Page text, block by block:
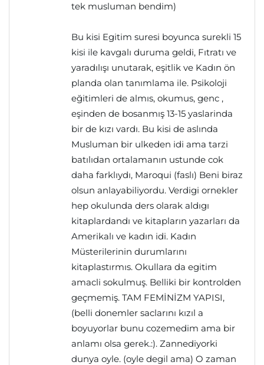
tek musluman bendim)
Bu kisi Egitim suresi boyunca surekli 15
kisi ile kavgalı duruma geldi, Fıtratı ve
yaradılışı unutarak, eşitlik ve Kadın ön
planda olan tanımlama ile. Psikoloji
eğitimleri de almıs, okumus, genc ,
eşinden de bosanmış 13-15 yaslarinda
bir de kızı vardı. Bu kisi de aslında
Musluman bir ulkeden idi ama tarzi
batılıdan ortalamanın ustunde cok
daha farklıydı, Maroqui (faslı) Beni biraz
olsun anlayabiliyordu. Verdigi ornekler
hep okulunda ders olarak aldıgı
kitaplardandı ve kitapların yazarları da
Amerikalı ve kadın idi. Kadın
Müsterilerinin durumlarını
kitaplastırmıs. Okullara da egitim
amacli sokulmuş. Belliki bir kontrolden
geçmemiş. TAM FEMİNİZM YAPISI,
(belli donemler saclarını kızıl a
boyuyorlar bunu cozemedim ama bir
anlamı olsa gerek.:). Zannediyorki
dunya oyle. (oyle degil ama) O zaman